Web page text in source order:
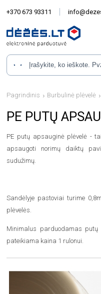
+370 673 93311
Pagrindinis Burbulinė plėvelė
PE PUTŲ
PE putų apsauginė plėvelė -
apsaugoti norimų daiktų
sudužimų.
Sandėlyje pastoviai turime
plėvelės.
Minimalus parduodamas putų
pateikiama kaina 1 rulonui.